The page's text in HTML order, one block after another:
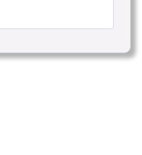
distribuer vos
URL ou